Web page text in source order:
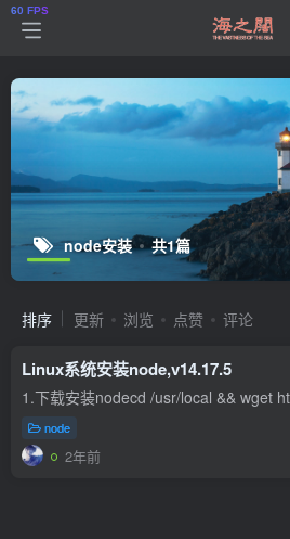
node安装 共1篇
排序 更新 浏览 点赞 评论
Linux系统安装node,v14.17.5
node
2年前